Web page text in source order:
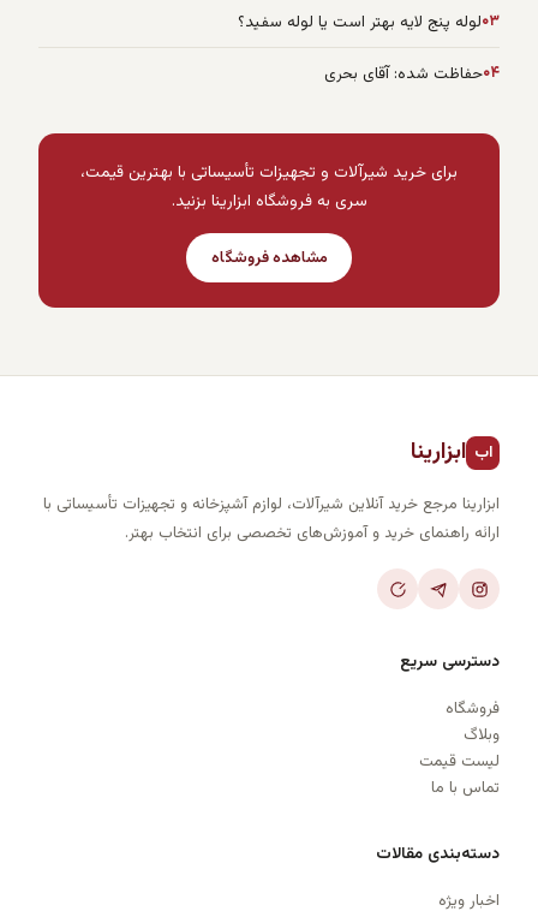
۰۳لوله پنج لایه بهتر است یا لوله سفید؟
۰۴حفاظت شده: آقای بحری
برای خرید شیرآلات و تجهیزات تأسیساتی با بهترین قیمت،
سری به فروشگاه ابزارینا بزنید.
مشاهده فروشگاه
اب ابزارینا
ابزارینا مرجع خرید آنلاین شیرآلات، لوازم آشپزخانه و تجهیزات تأسیساتی با
ارائه راهنمای خرید و آموزش‌های تخصصی برای انتخاب بهتر.
دسترسی سریع
فروشگاه
وبلاگ
لیست قیمت
تماس با ما
دسته‌بندی مقالات
اخبار ویژه